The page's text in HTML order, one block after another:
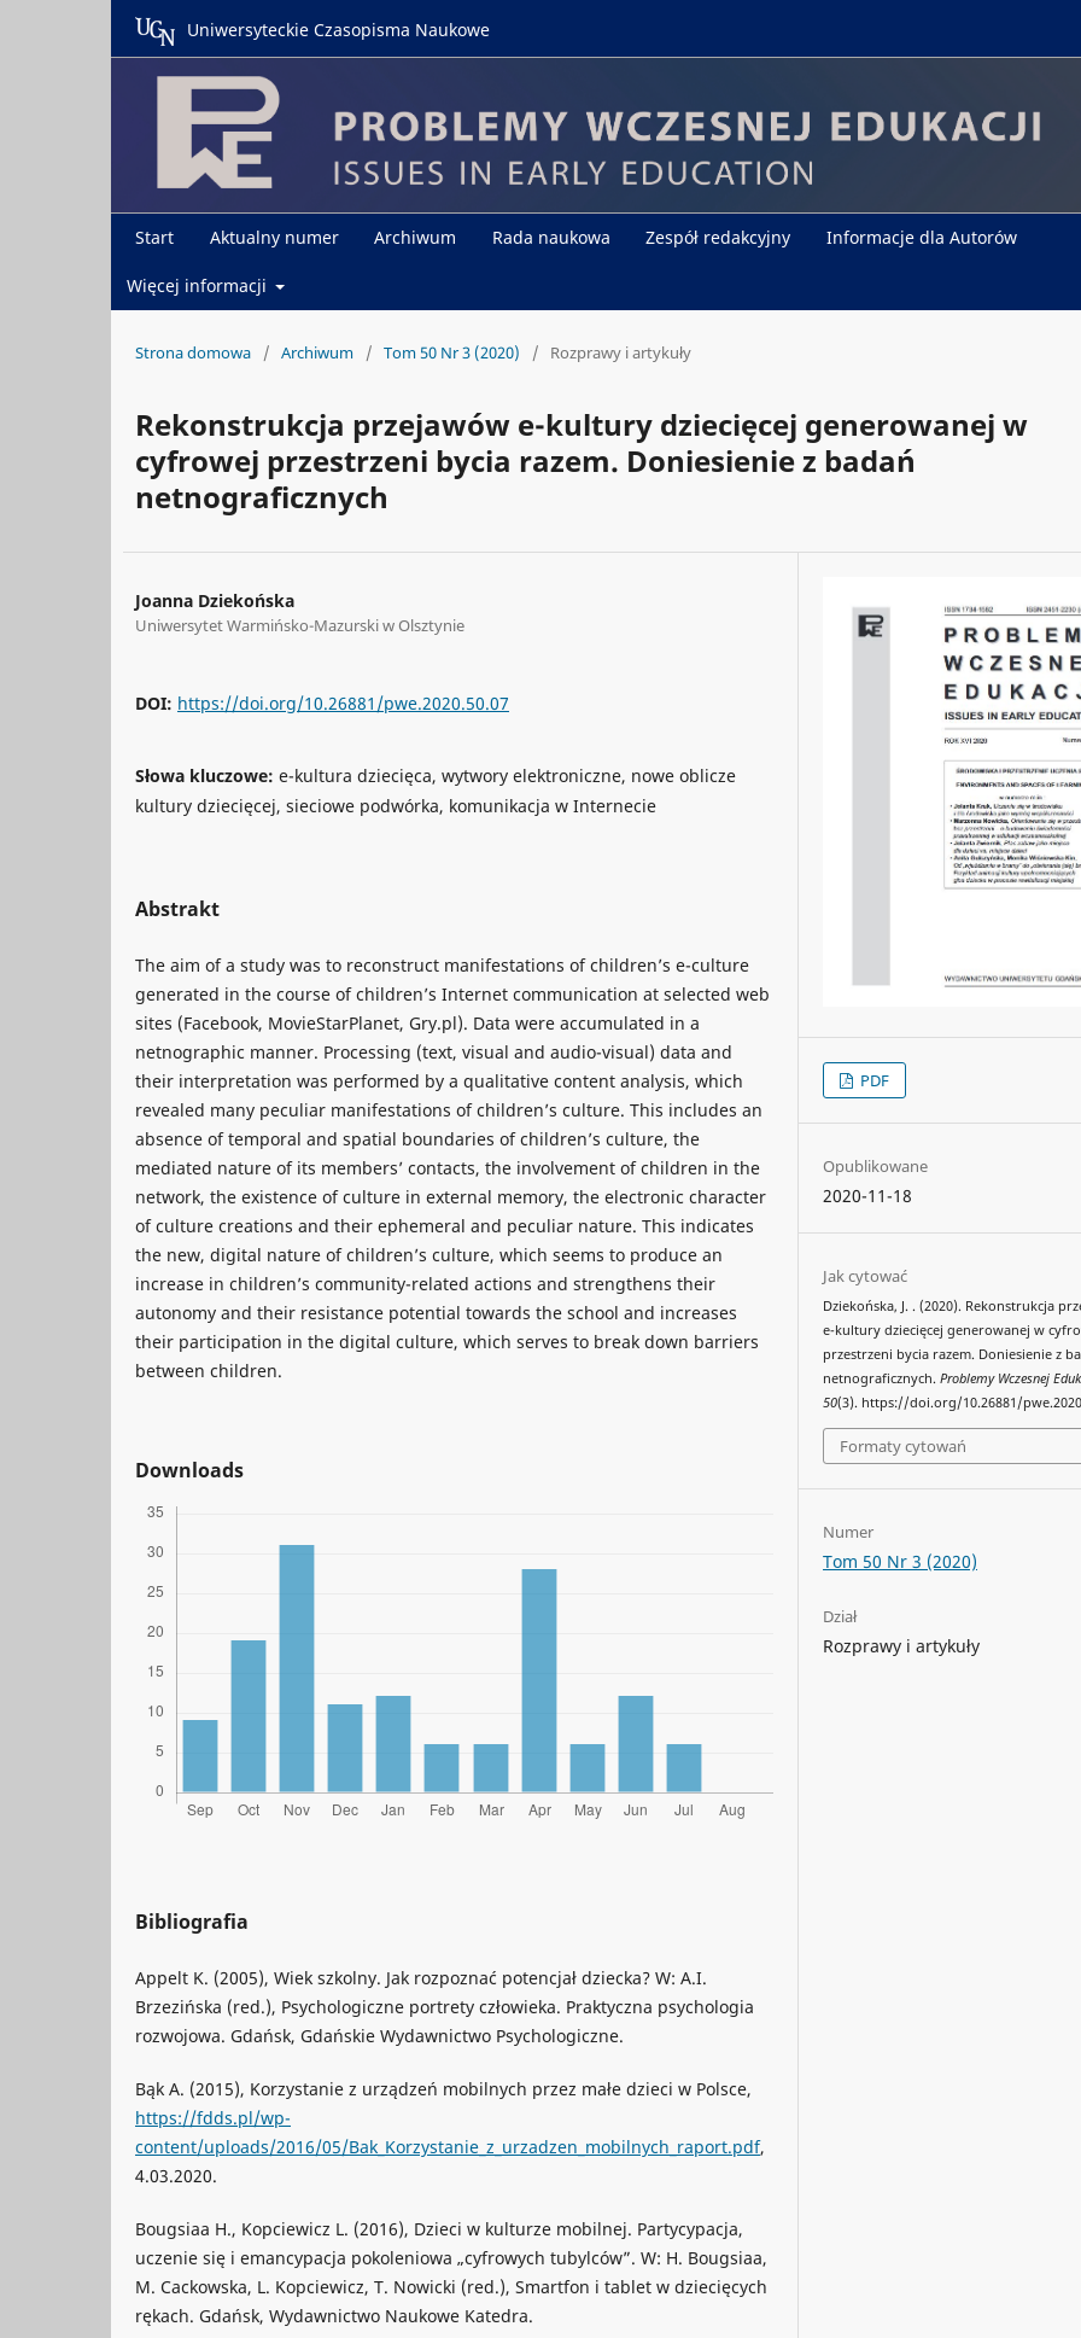
Start Aktualny numer Archiwum Rada naukowa Zespół redakcyjny Informacje dla Autorów
Więcej informacji
Uniwersyteckie Czasopisma Naukowe
Strona domowa / Archiwum / Tom 50 Nr 3 (2020) / Rozprawy i artykuły
Rekonstrukcja przejawów e-kultury dziecięcej generowanej w
cyfrowej przestrzeni bycia razem. Doniesienie z badań
netnograficznych
Joanna Dziekońska
Uniwersytet Warmińsko-Mazurski w Olsztynie
DOI: https://doi.org/10.26881/pwe.2020.50.07
Słowa kluczowe: e-kultura dziecięca, wytwory elektroniczne, nowe oblicze
kultury dziecięcej, sieciowe podwórka, komunikacja w Internecie
Abstrakt
The aim of a study was to reconstruct manifestations of children’s e-culture
generated in the course of children’s Internet communication at selected web
sites (Facebook, MovieStarPlanet, Gry.pl). Data were accumulated in a
netnographic manner. Processing (text, visual and audio-visual) data and
their interpretation was performed by a qualitative content analysis, which
revealed many peculiar manifestations of children’s culture. This includes an
absence of temporal and spatial boundaries of children’s culture, the
mediated nature of its members’ contacts, the involvement of children in the
network, the existence of culture in external memory, the electronic character
of culture creations and their ephemeral and peculiar nature. This indicates
the new, digital nature of children’s culture, which seems to produce an
increase in children’s community-related actions and strengthens their
autonomy and their resistance potential towards the school and increases
their participation in the digital culture, which serves to break down barriers
between children.
Downloads
Bibliografia
Appelt K. (2005), Wiek szkolny. Jak rozpoznać potencjał dziecka? W: A.I.
Brzezińska (red.), Psychologiczne portrety człowieka. Praktyczna psychologia
rozwojowa. Gdańsk, Gdańskie Wydawnictwo Psychologiczne.
Bąk A. (2015), Korzystanie z urządzeń mobilnych przez małe dzieci w Polsce,
https://fdds.pl/wp-
content/uploads/2016/05/Bak_Korzystanie_z_urzadzen_mobilnych_raport.pdf,
4.03.2020.
Bougsiaa H., Kopciewicz L. (2016), Dzieci w kulturze mobilnej. Partycypacja,
uczenie się i emancypacja pokoleniowa „cyfrowych tubylców”. W: H. Bougsiaa,
M. Cackowska, L. Kopciewicz, T. Nowicki (red.), Smartfon i tablet w dziecięcych
rękach. Gdańsk, Wydawnictwo Naukowe Katedra.
PDF
Opublikowane
2020-11-18
Jak cytować
Dziekońska, J. . (2020). Rekonstrukcja
e-kultury dziecięcej generowanej w
przestrzeni bycia razem. Doniesienie z
netnograficznych.Problemy Wczesnej
50(3). https://doi.org/10.26881/
Formaty cytowań
Numer
Tom 50 Nr 3 (2020)
Dział
Rozprawy i artykuły